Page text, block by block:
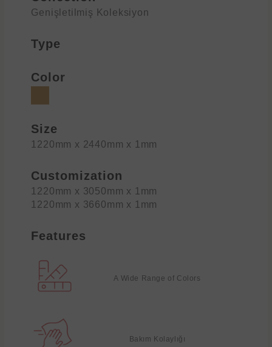
Genişletilmiş Koleksiyon
Type
Color
Size
1220mm x 2440mm x 1mm
Customization
1220mm x 3050mm x 1mm
1220mm x 3660mm x 1mm
Features
A Wide Range of Colors
Bakım Kolaylığı